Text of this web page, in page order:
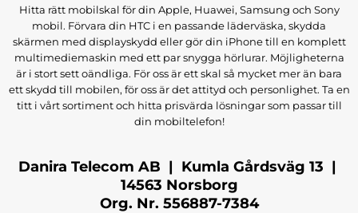
Hitta rätt mobilskal för din Apple, Huawei, Samsung och Sony
mobil. Förvara din HTC i en passande läderväska, skydda
skärmen med displayskydd eller gör din iPhone till en komplett
multimediemaskin med ett par snygga hörlurar. Möjligheterna
är i stort sett oändliga. För oss är ett skal så mycket mer än bara
ett skydd till mobilen, för oss är det attityd och personlighet. Ta en
titt i vårt sortiment och hitta prisvärda lösningar som passar till
din mobiltelefon!
Danira Telecom AB | Kumla Gårdsväg 13 |
14563 Norsborg
Org. Nr. 556887-7384